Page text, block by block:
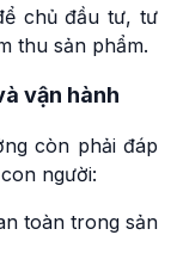
chủ đầu tư, tư
thu sản phẩm.
vận hành
còn phải đáp
người:
toàn trong sản